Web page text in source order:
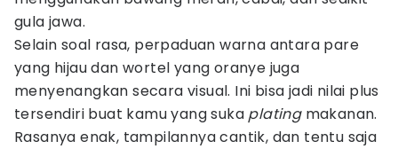
gula jawa.
Selain soal rasa, perpaduan warna antara pare
yang hijau dan wortel yang oranye juga
menyenangkan secara visual. Ini bisa jadi nilai plus
tersendiri buat kamu yang suka platingmakanan.
Rasanya enak, tampilannya cantik, dan tentu saja